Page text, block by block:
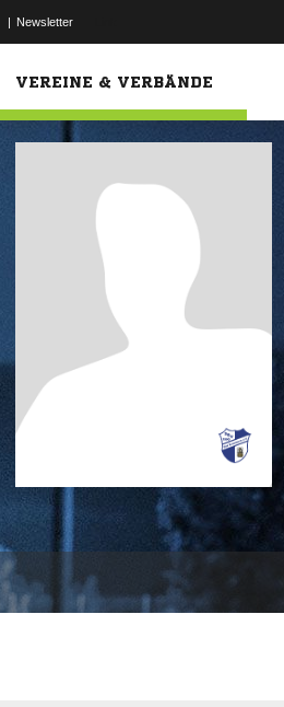
| Newsletter
VEREINE & VERBÄNDE